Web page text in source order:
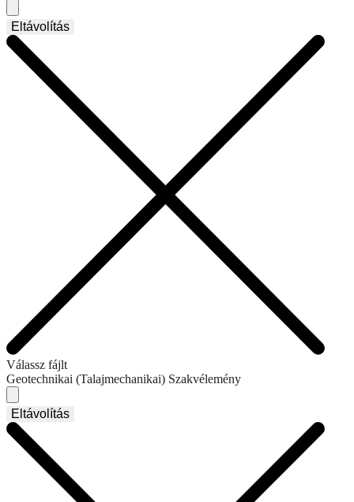
Eltávolítás
Válassz fájlt
Geotechnikai (Talajmechanikai) Szakvélemény
Eltávolítás